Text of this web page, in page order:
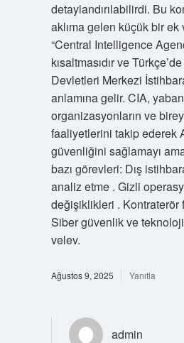
detaylandırılabilirdi. Bu
aklıma gelen küçük bir ek
“Central Intelligence
kısaltmasıdır ve
Devletleri Merkezi
anlamına gelir. CIA,
organizasyonların ve
faaliyetlerini takip ederek
güvenliğini sağlamayı
bazı görevleri: Dış
analiz etme . Gizli
değişiklikleri . Kontraterör
Siber güvenlik ve
velev.
Ağustos 9, 2025 Yanıtla
admin